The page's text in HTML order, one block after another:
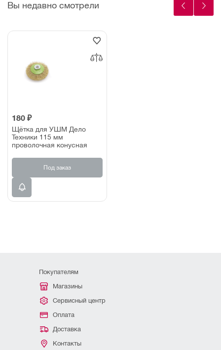
Вы недавно смотрели
180 ₽
Щётка для УШМ Дело
Техники 115 мм
проволочная конусная
Под заказ
Покупателям
Магазины
Сервисный центр
Оплата
Доставка
Контакты